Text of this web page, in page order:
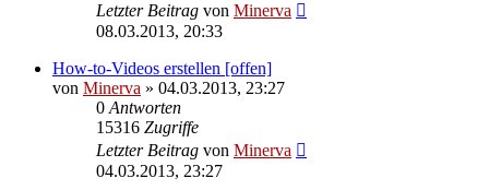
Letzter Beitrag von Minerva
08.03.2013, 20:33
How-to-Videos erstellen [offen]
von Minerva » 04.03.2013, 23:27
0 Antworten
15316 Zugriffe
Letzter Beitrag von Minerva
04.03.2013, 23:27